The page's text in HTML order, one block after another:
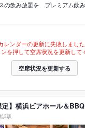
の飲み放題を プレミアム飲
レンダーの更新に失敗しました
を押して空席状況を更新して
空席状況を更新する
定】横浜ビアホール＆
浜駅